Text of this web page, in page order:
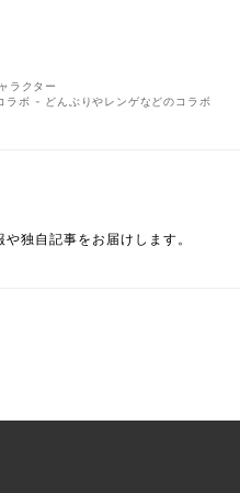
ラクター
ラボ - どんぶりやレンゲなどのコラボ
独自記事をお届けします。